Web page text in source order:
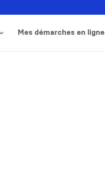
Mes démarches en ligne